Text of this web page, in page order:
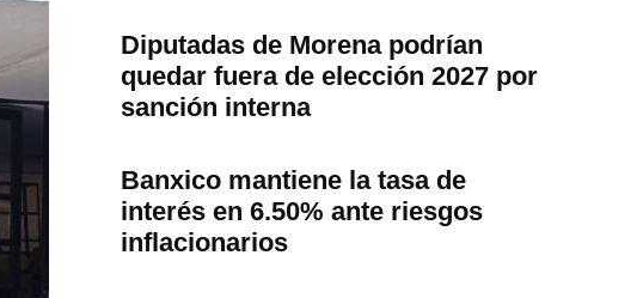
Diputadas de Morena podrían
quedar fuera de elección 2027 por
sanción interna
Banxico mantiene la tasa de
interés en 6.50% ante riesgos
inflacionarios